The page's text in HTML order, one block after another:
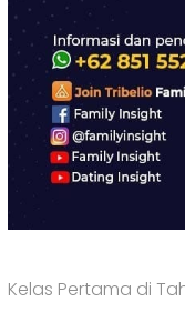
Kelas Pertama di